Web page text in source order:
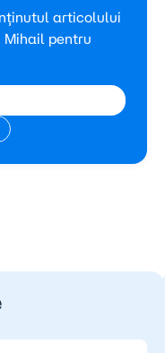
articolului
pentru